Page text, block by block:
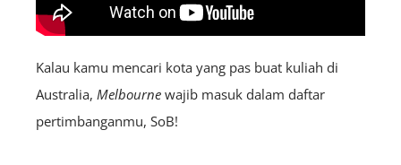
Kalau kamu mencari kota yang pas buat kuliah di
Australia, Melbourne wajib masuk dalam daftar
pertimbanganmu, SoB!